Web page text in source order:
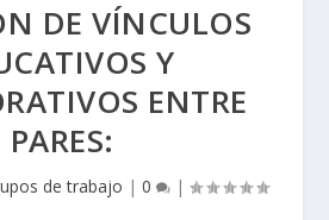
DE VÍNCULOS
Y
ENTRE
PARES:
de trabajo | 0 |